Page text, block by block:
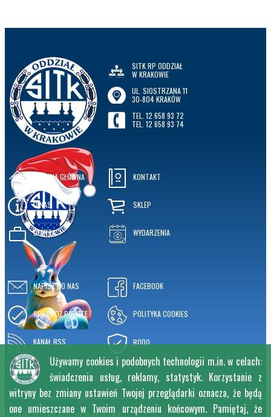
SITK RP ODDZIAŁ
W KRAKOWIE
UL. SIOSTRZANA 11
30-804 KRAKÓW
TEL. 12 658 93 72
TEL. 12 658 93 74
STRONA GŁÓWNA
O NAS
OFERTA
KONTAKT
SKLEP
WYDARZENIA
NAPISZ DO NAS
SPRAWDŹ POCZTĘ
KANAŁ RSS
FACEBOOK
POLITYKA COOKIES
RODO
2026 © SITK RP ODDZIAŁ W KRAKOWIE
Używamy cookies i podobnych technologii m.in. w celach:
świadczenia usług, reklamy, statystyk. Korzystanie z
witryny bez zmiany ustawień Twojej przeglądarki oznacza, że będą
one umieszczane w Twoim urządzeniu końcowym. Pamiętaj, że